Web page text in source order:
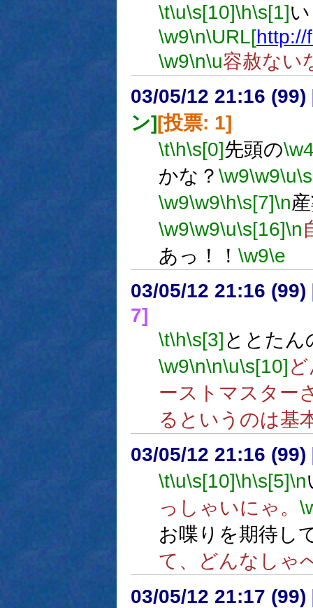
\t\u\s[10]\h\s[1]
\w9\n\URL[http://
\w9\n\u容赦ない
03/05/12 21:16 (99)
ン][投票: 1]
\t\h\s[0]先頭の
かな？ \w9\w9\u
\w9\w9\h\s[7]\n
\w9\w9\u\s[16]\n
あっ！！ \w9\e
03/05/12 21:16 (99)
7]
\t\h\s[3] ととた
\w9\n\n\u\s[10]
ーストマスター
るというのは基
03/05/12 21:16 (99)
\t\u\s[10]\h\s[5]\n
っしゃいにゃ。
お喋りを期待し
て、どんなしゃ
03/05/12 21:17 (99)